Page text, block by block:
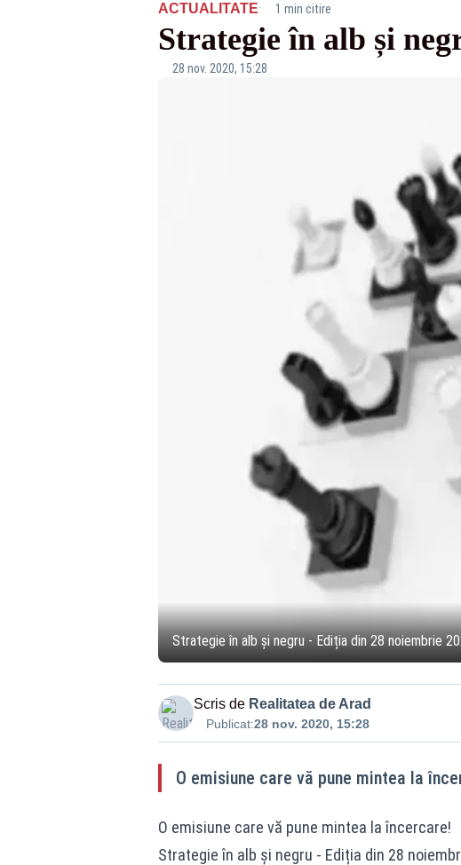
ACTUALITATE· 1 min citire
Strategie în alb și
28 nov. 2020, 15:28
Strategie în alb și negru - Ediția din 28 noiembrie
Scris de Realitatea de Arad
Publicat:28 nov. 2020, 15:28
O emisiune care vă pune mintea la
O emisiune care vă pune mintea la încercare!
Strategie în alb și negru - Ediția din 28